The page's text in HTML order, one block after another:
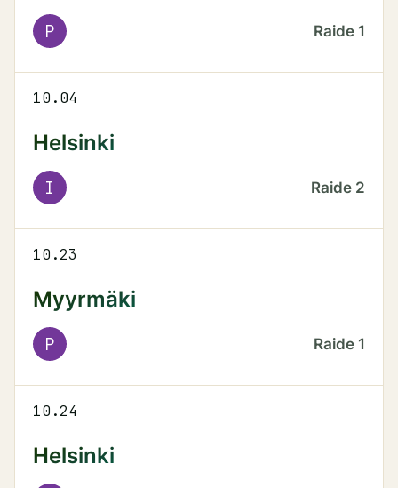
P Raide 1
10.04
Helsinki
I Raide 2
10.23
Myyrmäki
P Raide 1
10.24
Helsinki